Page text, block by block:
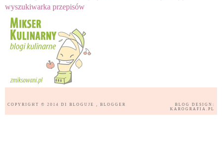
COPYRIGHT © 2014 DI BLOGUJE , BLOGGER
BLOG DESIGN:
KAROGRAFIA.PL